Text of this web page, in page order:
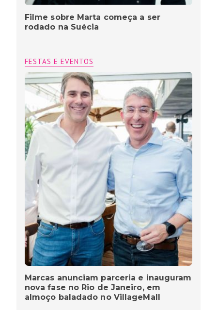
Filme sobre Marta começa a ser
rodado na Suécia
FESTAS E EVENTOS
Marcas anunciam parceria e inauguram
nova fase no Rio de Janeiro, em
almoço baladado no VillageMall